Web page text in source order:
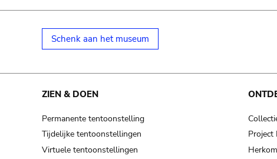
Schenk aan het museum
ZIEN & DOEN
Permanente tentoonstelling
Tijdelijke tentoonstellingen
Virtuele tentoonstellingen
Project